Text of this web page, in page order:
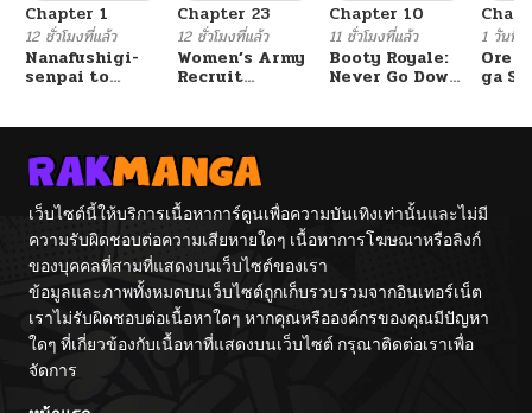
Chapter 1
12 ชั่วโมงที่แล้ว
Nanafushigi-
senpai to
Chapter 23
12 ชั่วโมงที่แล้ว
Women’s Army
Recruit
Chapter 10
11 ชั่วโมงที่แล้ว
Booty Royale:
Never Go Down
1 วันที่แ
Ore
ga
Tag
เว็บไซต์นี้ให้บริการเนื้อหาการ์ตูนเพื่อความบันเทิงเท่านั้นและไม่มี
ความรับผิดชอบต่อความเสียหายใดๆ เนื้อหาการโฆษณาหรือลิงก์
ของบุคคลที่สามที่แสดงบนเว็บไซต์ของเรา
ข้อมูลและภาพทั้งหมดบนเว็บไซต์ถูกเก็บรวบรวมจากอินเทอร์เน็ต
เราไม่รับผิดชอบต่อเนื้อหาใดๆ หากคุณหรือองค์กรของคุณมีปัญหา
ใดๆ ที่เกี่ยวข้องกับเนื้อหาที่แสดงบนเว็บไซต์ กรุณาติดต่อเราเพื่อ
จัดการ